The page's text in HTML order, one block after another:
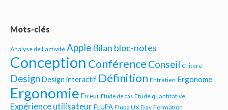
Mots-clés
Analyse de l'activité Apple Bilan bloc-notes
Conception Conférence Conseil Critère
Design Design interactif Définition Entretien Ergonome
Ergonomie Erreur Etude de cas Etude quantitative
Expérience utilisateur FLUPA Flupa UX Day Formation